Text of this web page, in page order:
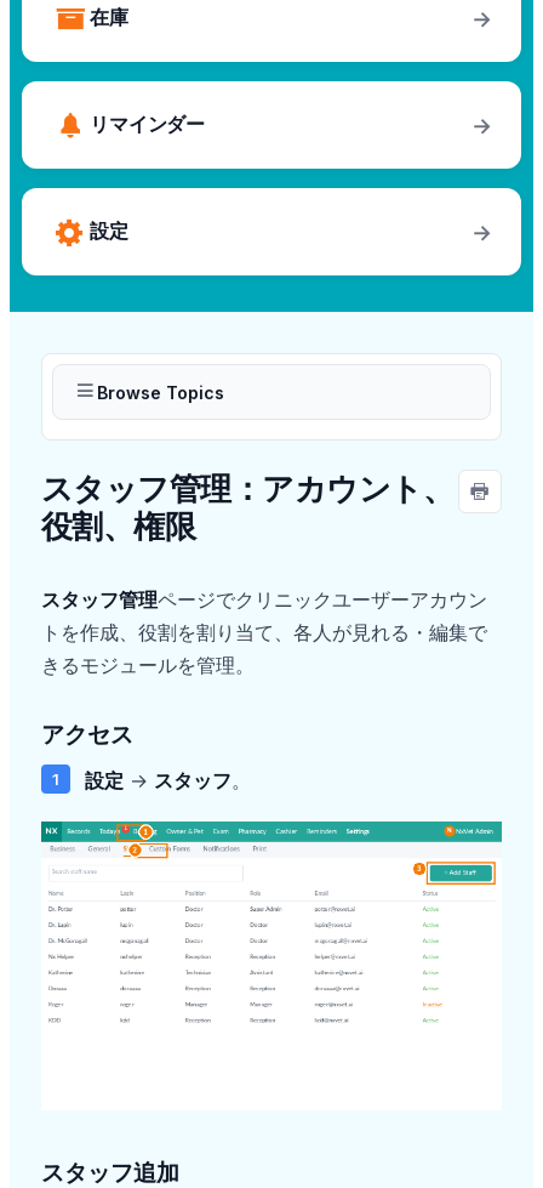
在庫 →
リマインダー →
設定 →
Browse Topics
スタッフ管理：アカウント、
役割、権限
スタッフ管理ページでクリニックユーザーアカウン
トを作成、役割を割り当て、各人が見れる・編集で
きるモジュールを管理。
アクセス
設定 → スタッフ。
スタッフ追加